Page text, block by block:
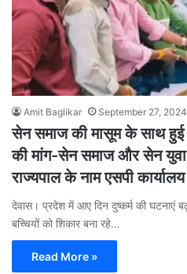
Amit Baglikar September 27, 2024
सेन समाज की मासूम के साथ हुई
की मांग-सेन समाज और सेन
राज्यपाल के नाम एसपी कार्यालय
देवास। प्रदेश में आए दिन दुष्कर्म की घटनाएं
बच्चियों को शिकार बना रहे…
Read More »